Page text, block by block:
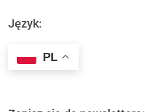
Język:
PL